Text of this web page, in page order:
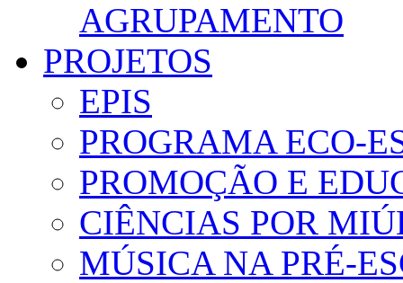
AGRUPAMENTO
PROJETOS
EPIS
PROGRAMA ECO-
PROMOÇÃO E
CIÊNCIAS POR
MÚSICA NA PRÉ-